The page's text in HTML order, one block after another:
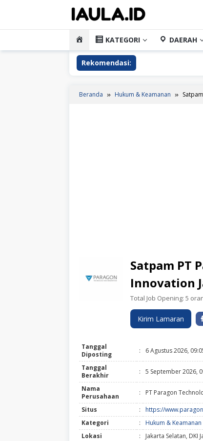
HOME KATEGORI DAERAH
Rekomendasi:
Beranda Hukum & Keamanan
Satpam PT
Innovation
Total Job Opening: 5
Kirim Lamaran
Tanggal
Diposting
: 6 Agustus 2026,
Tanggal
Berakhir
: 5 September 2026,
Nama
Perusahaan
: PT Paragon
Situs :
https://
Kategori
:
Hukum & Keamanan
Lokasi
:
Jakarta Selatan, DKI